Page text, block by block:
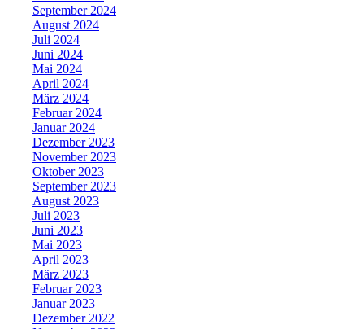
September 2024
August 2024
Juli 2024
Juni 2024
Mai 2024
April 2024
März 2024
Februar 2024
Januar 2024
Dezember 2023
November 2023
Oktober 2023
September 2023
August 2023
Juli 2023
Juni 2023
Mai 2023
April 2023
März 2023
Februar 2023
Januar 2023
Dezember 2022